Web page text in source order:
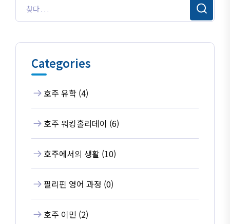
Categories
호주 유학 (4)
호주 워킹홀리데이 (6)
호주에서의 생활 (10)
필리핀 영어 과정 (0)
호주 이민 (2)